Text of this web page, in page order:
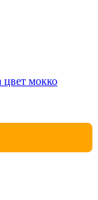
цвет мокко